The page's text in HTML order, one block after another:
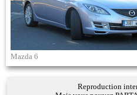
Mazda 6
Reproduction